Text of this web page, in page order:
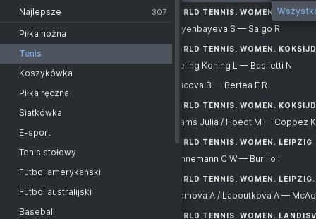
Zhiyenbayeva S
Saigo R
2. set
WORLD TENNIS. WOMEN. KOKSIJDE
Ebeling Koning L
-
-
Bertea E R
WORLD TENNIS. WOMEN. LEIPZIG
Hennemann C W
Burillo I
2 godz.
4 godz.
6 godz.
12 godz.
1 dzień
2 dni
KATEGORIA
Montreal
Hard
Additional
Montreal. Doubles
WTA
Toronto
Hard
Tournament outright
WORLD TENNIS. WOMEN.
Zhiyenbayeva S — Saigo R
WORLD TENNIS. WOMEN.
Ebeling Koning L — Basiletti N
Palicova B — Bertea E R
WORLD TENNIS. WOMEN.
Adams Julia / Hoedt M — Coppez
WORLD TENNIS. WOMEN. LEIPZIG
Hennemann C W — Burillo I
WORLD TENNIS. WOMEN.
Kucmova A / Laboutkova A —
WORLD TENNIS. WOMEN.
Najlepsze 307
Piłka nożna
Tenis
Koszykówka
Piłka ręczna
Siatkówka
E-sport
Tenis stołowy
Futbol amerykański
Futbol australijski
Baseball